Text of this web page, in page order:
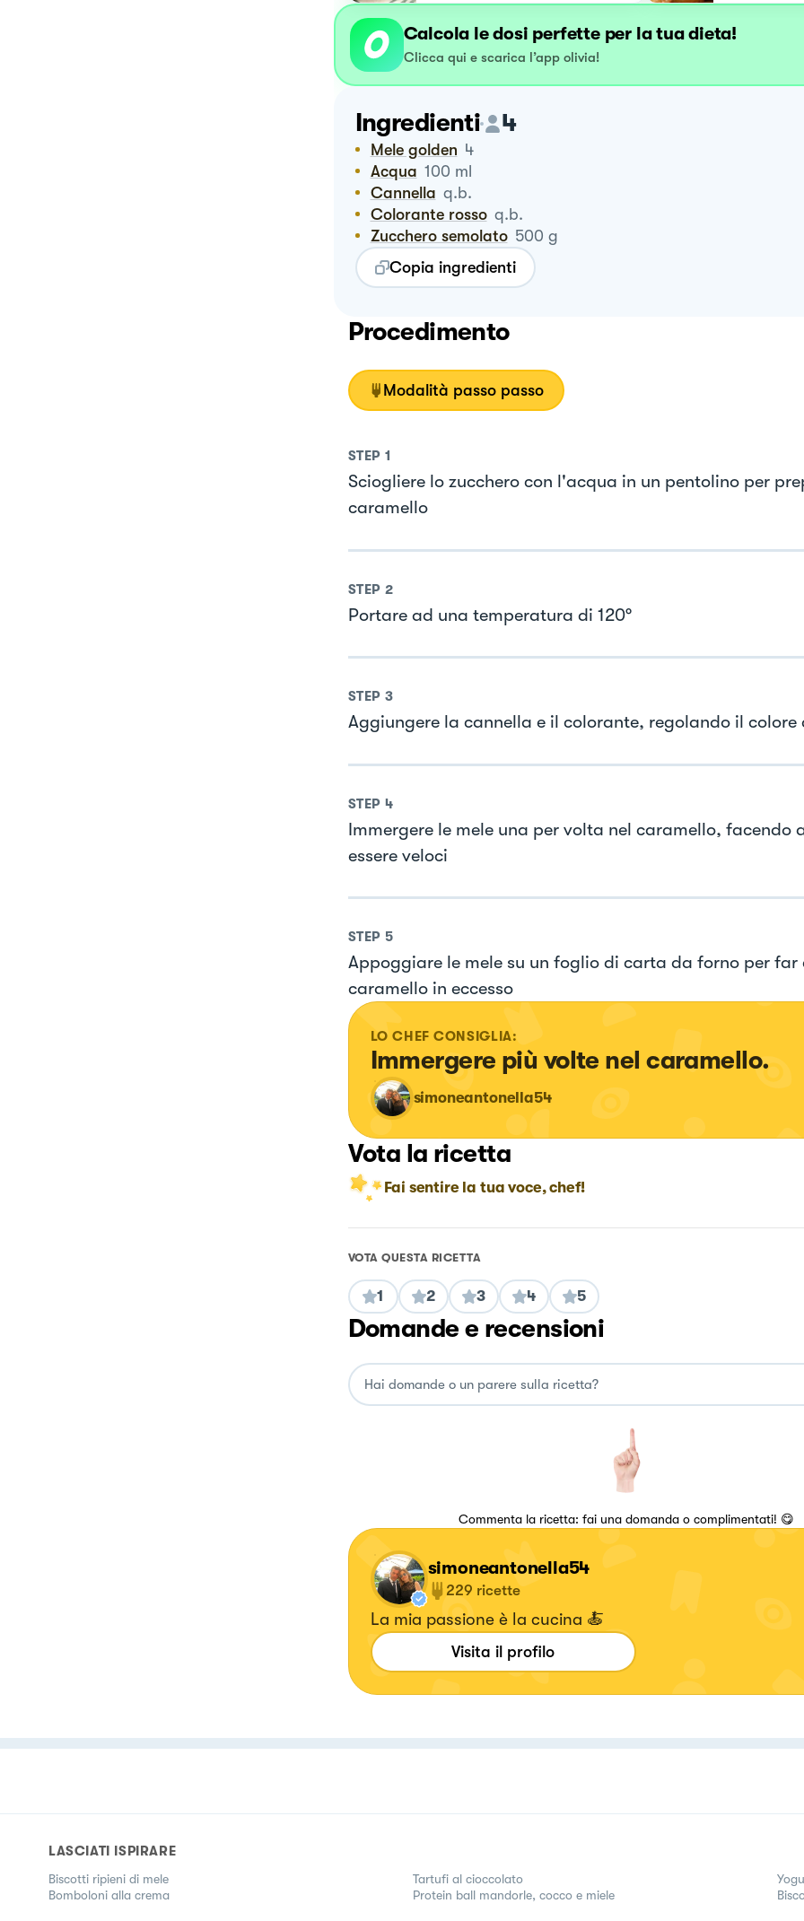
Calcola le dosi perfette per la tua dieta!
Clicca qui e scarica l’app olivia!
Ingredienti 4
Mele golden 4
Acqua 100 ml
Cannella q.b.
Colorante rosso q.b.
Zucchero semolato 500 g
Copia ingredienti
Procedimento
Modalità passo passo
STEP 1
Sciogliere lo zucchero con l'acqua in un pentolino per
caramello
STEP 2
Portare ad una temperatura di 120°
STEP 3
Aggiungere la cannella e il colorante, regolando il
STEP 4
Immergere le mele una per volta nel caramello, facendo
essere veloci
STEP 5
Appoggiare le mele su un foglio di carta da forno per far
caramello in eccesso
LO CHEF CONSIGLIA:
Immergere più volte nel caramello.
simoneantonella54
Vota la ricetta
Fai sentire la tua voce, chef!
VOTA QUESTA RICETTA
1 2 3 4 5
Domande e recensioni
Commenta la ricetta: fai una domanda o complimentati! 😋
simoneantonella54
229 ricette
La mia passione è la cucina 🍝
Visita il profilo
LASCIATI ISPIRARE
Biscotti ripieni di mele
Bomboloni alla crema
Tartufi al cioccolato
Protein ball mandorle, cocco e miele